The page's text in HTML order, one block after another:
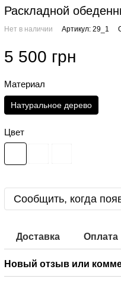
Раскладной
Нет в наличии Артикул: 29_1
5 500 грн
Материал
Натуральное дерево
Цвет
Сообщить, когда
Доставка Оплата
Новый отзыв или